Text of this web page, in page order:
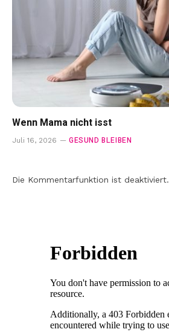
Wenn Mama nicht isst
Juli 16, 2026 GESUND BLEIBEN
Die Kommentarfunktion ist deaktiviert.